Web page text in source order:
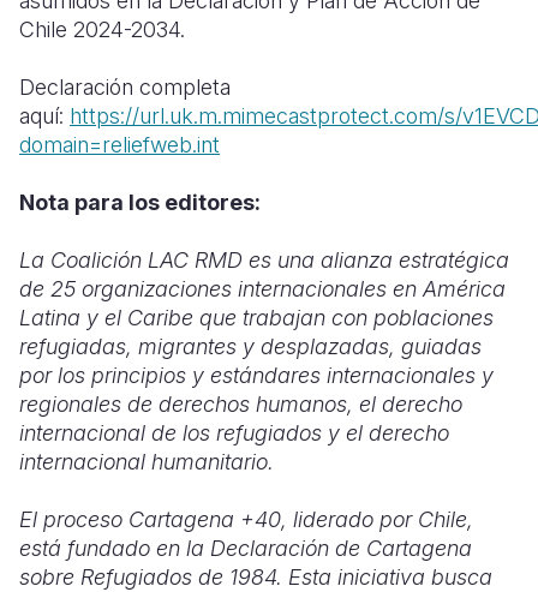
Chile 2024-2034.
Declaración completa
aquí: https://url.uk.m.mimecastprotect.com/s/
domain=reliefweb.int
Nota para los editores:
La Coalición LAC RMD es una alianza estratégica
de 25 organizaciones internacionales en América
Latina y el Caribe que trabajan con poblaciones
refugiadas, migrantes y desplazadas, guiadas
por los principios y estándares internacionales y
regionales de derechos humanos, el derecho
internacional de los refugiados y el derecho
internacional humanitario.
El proceso Cartagena +40, liderado por Chile,
está fundado en la Declaración de Cartagena
sobre Refugiados de 1984. Esta iniciativa busca